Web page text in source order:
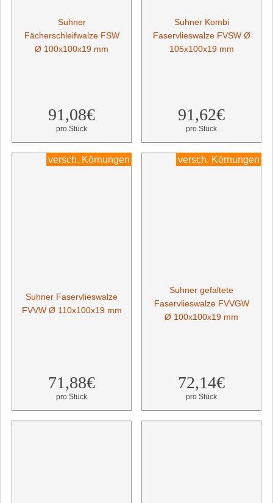
Suhner
Fächerschleifwalze FSW
Ø 100x100x19 mm
91,08€
pro Stück
Suhner Kombi
Faservlieswalze FVSW Ø
105x100x19 mm
91,62€
pro Stück
versch. Körnungen
Suhner Faservlieswalze
FVVW Ø 110x100x19 mm
71,88€
pro Stück
versch. Körnungen
Suhner gefaltete
Faservlieswalze FVVGW
Ø 100x100x19 mm
72,14€
pro Stück